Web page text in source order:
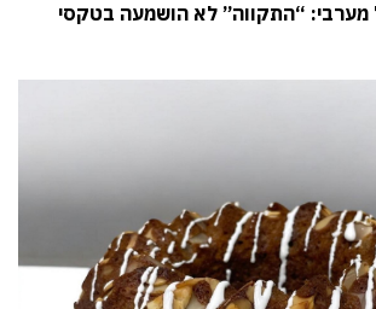
מערבי: “התקווה” לא הושמעה בטקסי